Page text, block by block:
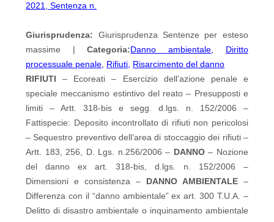
2021, Sentenza n.
Giurisprudenza: Giurisprudenza Sentenze per esteso
massime |Categoria:Danno ambientale
Diritto
processuale penale Rifiuti Risarcimento del danno
RIFIUTI – Ecoreati – Esercizio dell’azione penale e
speciale meccanismo estintivo del reato – Presupposti e
limiti – Artt. 318-bis e segg. d.lgs. n. 152/2006 –
Fattispecie: Deposito incontrollato di rifiuti non pericolosi
– Sequestro preventivo dell’area di stoccaggio dei rifiuti –
Artt. 183, 256, D. Lgs. n.256/2006 – DANNO– Nozione
del danno ex art. 318-bis, d.lgs. n. 152/2006 –
Dimensioni e consistenza – DANNO AMBIENTALE–
Differenza con il “danno ambientale” ex art. 300 T.U.A. –
Delitto di disastro ambientale o inquinamento ambientale